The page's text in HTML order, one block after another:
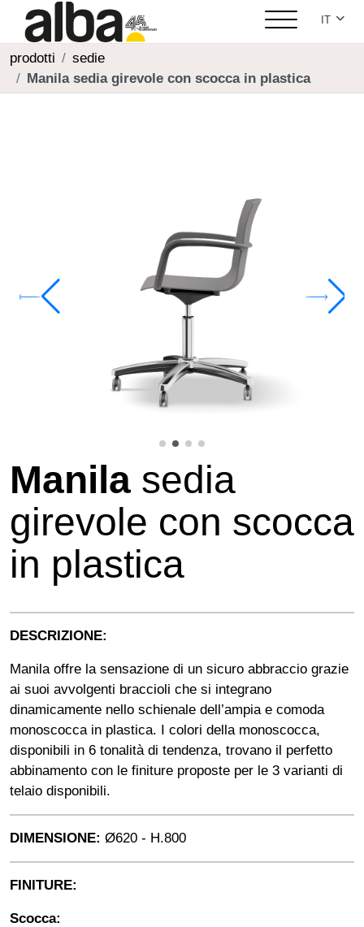
IT
prodotti
sedie
Manila sedia girevole con scocca in plastica
Manila sedia
girevole con scocca
in plastica
DESCRIZIONE:
Manila offre la sensazione di un sicuro abbraccio grazie
ai suoi avvolgenti braccioli che si integrano
dinamicamente nello schienale dell’ampia e comoda
monoscocca in plastica. I colori della monoscocca,
disponibili in 6 tonalità di tendenza, trovano il perfetto
abbinamento con le finiture proposte per le 3 varianti di
telaio disponibili.
DIMENSIONE: Ø620 - H.800
FINITURE:
Scocca: